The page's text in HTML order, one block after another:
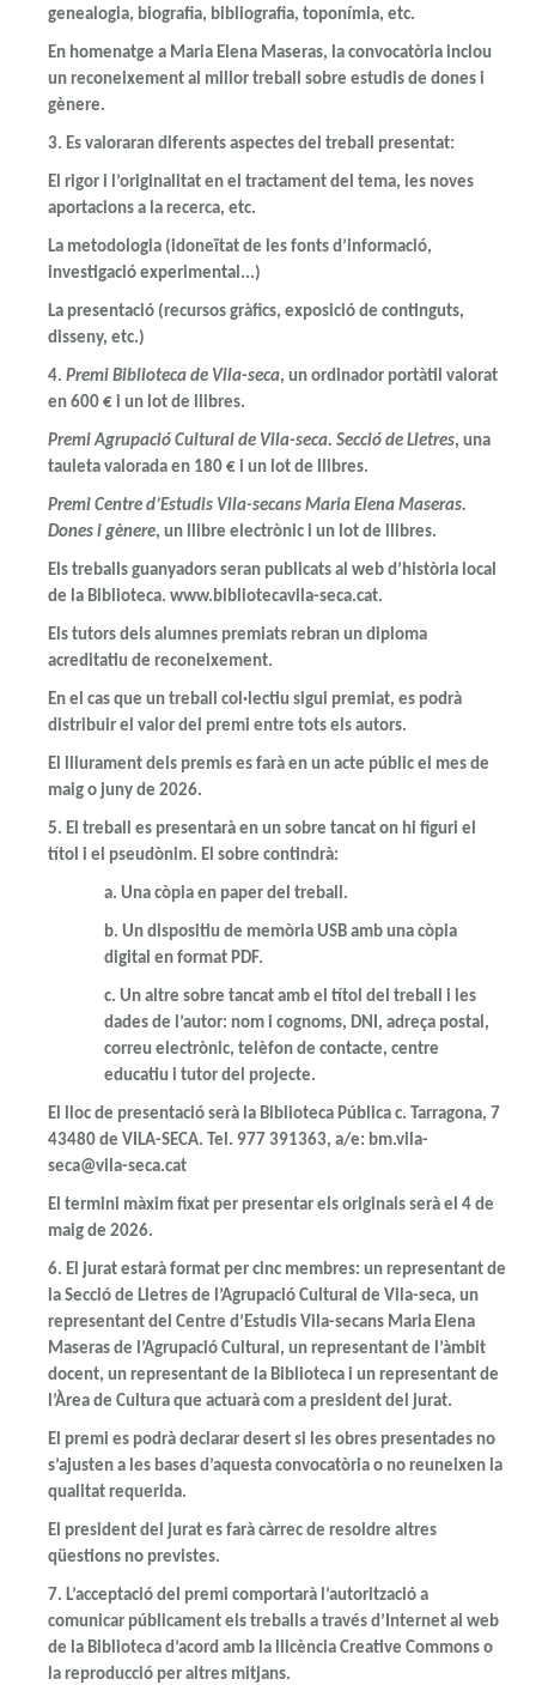
genealogia, biografia, bibliografia, toponímia, etc.
En homenatge a Maria Elena Maseras, la convocatòria inclou
un reconeixement al millor treball sobre estudis de dones i
gènere.
3. Es valoraran diferents aspectes del treball presentat:
El rigor i l’originalitat en el tractament del tema, les noves
aportacions a la recerca, etc.
La metodologia (idoneïtat de les fonts d’informació,
investigació experimental...)
La presentació (recursos gràfics, exposició de continguts,
disseny, etc.)
4. Premi Biblioteca de Vila-seca, un ordinador portàtil valorat
en 600 € i un lot de llibres.
Premi Agrupació Cultural de Vila-seca. Secció de Lletres, una
tauleta valorada en 180 € i un lot de llibres.
Premi Centre d’Estudis Vila-secans Maria Elena Maseras.
Dones i gènere, un llibre electrònic i un lot de llibres.
Els treballs guanyadors seran publicats al web d’història local
de la Biblioteca. www.bibliotecavila-seca.cat.
Els tutors dels alumnes premiats rebran un diploma
acreditatiu de reconeixement.
En el cas que un treball col·lectiu sigui premiat, es podrà
distribuir el valor del premi entre tots els autors.
El lliurament dels premis es farà en un acte públic el mes de
maig o juny de 2026.
5. El treball es presentarà en un sobre tancat on hi figuri el
títol i el pseudònim. El sobre contindrà:
a. Una còpia en paper del treball.
b. Un dispositiu de memòria USB amb una còpia
digital en format PDF.
c. Un altre sobre tancat amb el títol del treball i les
dades de l’autor: nom i cognoms, DNI, adreça postal,
correu electrònic, telèfon de contacte, centre
educatiu i tutor del projecte.
El lloc de presentació serà la Biblioteca Pública c. Tarragona, 7
43480 de VILA-SECA. Tel. 977 391363, a/e: bm.vila-
seca@vila-seca.cat
El termini màxim fixat per presentar els originals serà el 4 de
maig de 2026.
6. El jurat estarà format per cinc membres: un representant de
la Secció de Lletres de l’Agrupació Cultural de Vila-seca, un
representant del Centre d’Estudis Vila-secans Maria Elena
Maseras de l’Agrupació Cultural, un representant de l’àmbit
docent, un representant de la Biblioteca i un representant de
l’Àrea de Cultura que actuarà com a president del jurat.
El premi es podrà declarar desert si les obres presentades no
s’ajusten a les bases d’aquesta convocatòria o no reuneixen la
qualitat requerida.
El president del jurat es farà càrrec de resoldre altres
qüestions no previstes.
7. L’acceptació del premi comportarà l’autorització a
comunicar públicament els treballs a través d’Internet al web
de la Biblioteca d’acord amb la llicència Creative Commons o
la reproducció per altres mitjans.